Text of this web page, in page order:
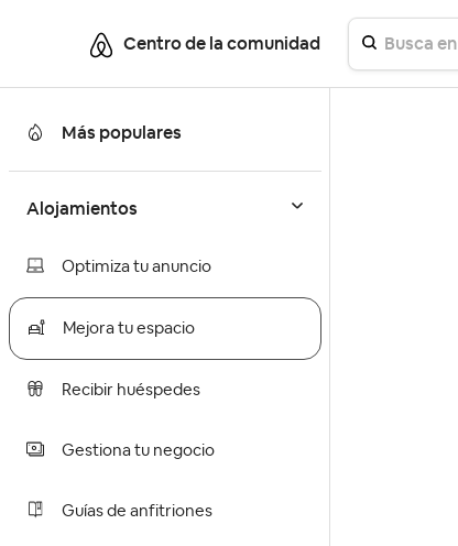
Centro de la comunidad
Más populares
Alojamientos
Optimiza tu anuncio
Mejora tu espacio
Recibir huéspedes
Gestiona tu negocio
Guías de anfitriones